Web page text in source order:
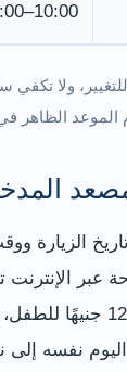
10:00–18:00
ولا تكفي
الموعد الظاهر
الزيارة
إسترلينيًا للبالغ
نفسه إلى نحو 24